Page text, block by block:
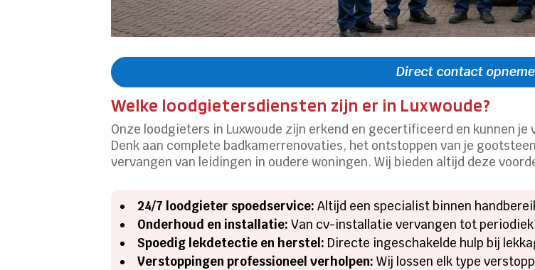
Direct contact
Welke loodgietersdiensten zijn er in Luxwoude?
Onze loodgieters in Luxwoude zijn erkend en gecertificeerd en kunnen
Denk aan complete badkamerrenovaties, het ontstoppen van je
vervangen van leidingen in oudere woningen. Wij bieden altijd deze
24/7 loodgieter spoedservice: Altijd een specialist binnen
Onderhoud en installatie: Van cv-installatie vervangen tot
Spoedig lekdetectie en herstel: Directe ingeschakelde hulp bij
Verstoppingen professioneel verholpen: Wij lossen elk type